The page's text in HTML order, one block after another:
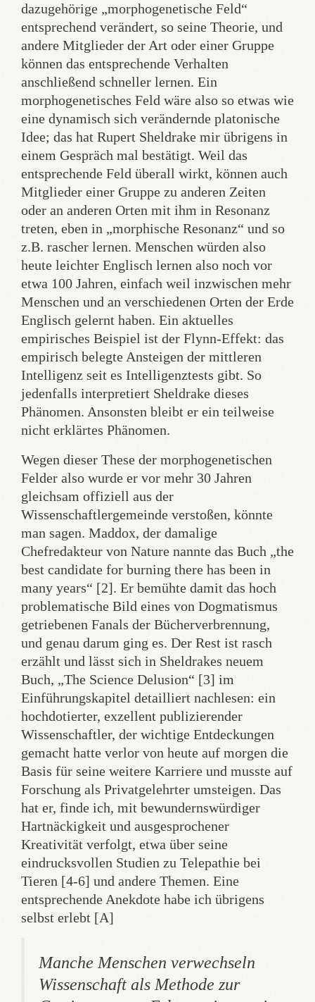
dazugehörige „morphogenetische Feld“
entsprechend verändert, so seine Theorie, und
andere Mitglieder der Art oder einer Gruppe
können das entsprechende Verhalten
anschließend schneller lernen. Ein
morphogenetisches Feld wäre also so etwas wie
eine dynamisch sich verändernde platonische
Idee; das hat Rupert Sheldrake mir übrigens in
einem Gespräch mal bestätigt. Weil das
entsprechende Feld überall wirkt, können auch
Mitglieder einer Gruppe zu anderen Zeiten
oder an anderen Orten mit ihm in Resonanz
treten, eben in „morphische Resonanz“ und so
z.B. rascher lernen. Menschen würden also
heute leichter Englisch lernen also noch vor
etwa 100 Jahren, einfach weil inzwischen mehr
Menschen und an verschiedenen Orten der Erde
Englisch gelernt haben. Ein aktuelles
empirisches Beispiel ist der Flynn-Effekt: das
empirisch belegte Ansteigen der mittleren
Intelligenz seit es Intelligenztests gibt. So
jedenfalls interpretiert Sheldrake dieses
Phänomen. Ansonsten bleibt er ein teilweise
nicht erklärtes Phänomen.
Wegen dieser These der morphogenetischen
Felder also wurde er vor mehr 30 Jahren
gleichsam offiziell aus der
Wissenschaftlergemeinde verstoßen, könnte
man sagen. Maddox, der damalige
Chefredakteur von Nature nannte das Buch „the
best candidate for burning there has been in
many years“ [2]. Er bemühte damit das hoch
problematische Bild eines von Dogmatismus
getriebenen Fanals der Bücherverbrennung,
und genau darum ging es. Der Rest ist rasch
erzählt und lässt sich in Sheldrakes neuem
Buch, „The Science Delusion“ [3] im
Einführungskapitel detailliert nachlesen: ein
hochdotierter, exzellent publizierender
Wissenschaftler, der wichtige Entdeckungen
gemacht hatte verlor von heute auf morgen die
Basis für seine weitere Karriere und musste auf
Forschung als Privatgelehrter umsteigen. Das
hat er, finde ich, mit bewundernswürdiger
Hartnäckigkeit und ausgesprochener
Kreativität verfolgt, etwa über seine
eindrucksvollen Studien zu Telepathie bei
Tieren [4-6] und andere Themen. Eine
entsprechende Anekdote habe ich übrigens
selbst erlebt [A]
Manche Menschen verwechseln
Wissenschaft als Methode zur